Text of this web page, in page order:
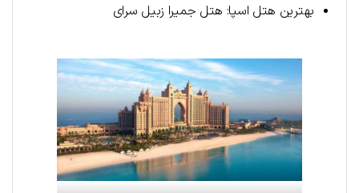
بهترین هتل اسپا: هتل جمیرا زبیل سرای